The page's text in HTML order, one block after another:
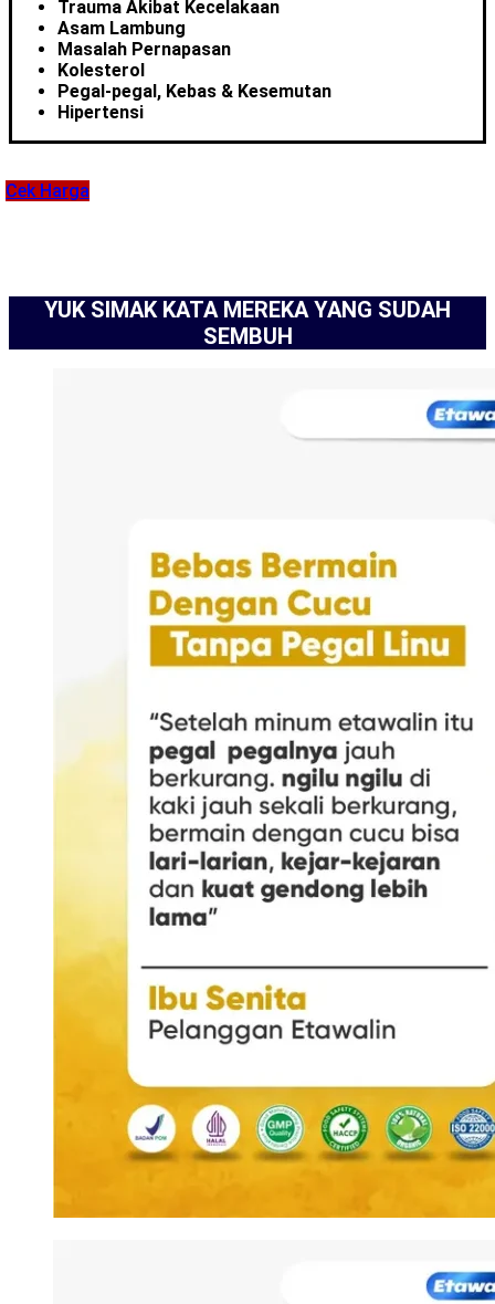
Trauma Akibat Kecelakaan
Asam Lambung
Masalah Pernapasan
Kolesterol
Pegal-pegal, Kebas & Kesemutan
Hipertensi
Cek Harga
YUK SIMAK KATA MEREKA YANG SUDAH
SEMBUH